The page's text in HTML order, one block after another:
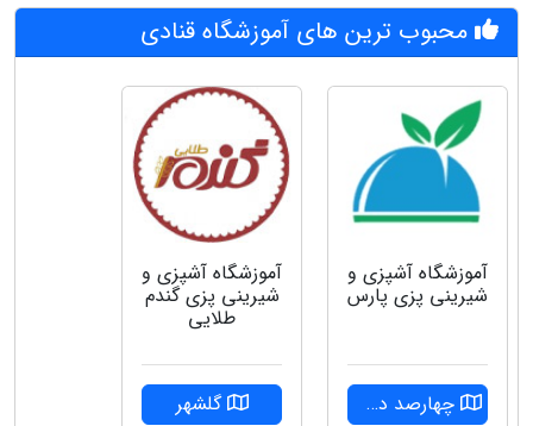
محبوب ترین های آموزشگاه قنادی
آموزشگاه آشپزی و
شیرینی پزی پارس
چهارصد دستگاه
آموزشگاه آشپزی و
شیرینی پزی گندم
طلایی
گلشهر